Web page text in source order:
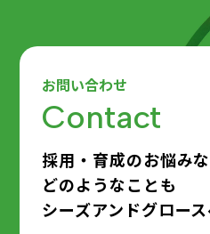
お問い合わせ
Contact
採用・育成のお悩みな
どのようなことも
シーズアンドグロー